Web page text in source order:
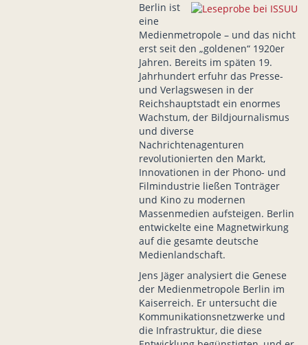
Berlin ist
eine
Medienmetropole – und das nicht
erst seit den „goldenen“ 1920er
Jahren. Bereits im späten 19.
Jahrhundert erfuhr das Presse-
und Verlagswesen in der
Reichshauptstadt ein enormes
Wachstum, der Bildjournalismus
und diverse
Nachrichtenagenturen
revolutionierten den Markt,
Innovationen in der Phono- und
Filmindustrie ließen Tonträger
und Kino zu modernen
Massenmedien aufsteigen. Berlin
entwickelte eine Magnetwirkung
auf die gesamte deutsche
Medienlandschaft.
Jens Jäger analysiert die Genese
der Medienmetropole Berlin im
Kaiserreich. Er untersucht die
Kommunikationsnetzwerke und
die Infrastruktur, die diese